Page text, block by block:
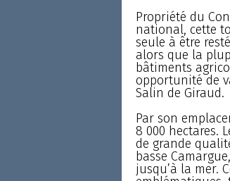
Propriété du
national, cette
seule à être
alors que la
bâtiments
opportunité de
Salin de Giraud.
Par son
8 000 hectares.
de grande
basse
jusqu’à la mer.